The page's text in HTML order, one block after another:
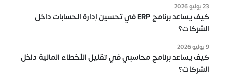
كيف يساعد برنامج ERP في تحسين إدارة الحسابات داخل
الشركات؟
23 يوليو 2026
كيف يساعد برنامج محاسبي في تقليل الأخطاء المالية داخل
الشركات؟
9 يوليو 2026